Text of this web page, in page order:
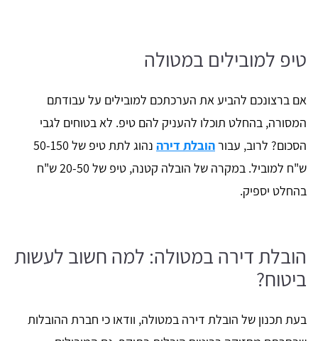
טיפ למובילים במטולה
אם ברצונכם להביע את הערכתכם למובילים על עבודתם
המסורה, בהחלט תוכלו להעניק להם טיפ. לא בטוחים לגבי
הסכום? לרוב, עבורהובלת דירה
נהוג לתת טיפ של 50-150
ש"ח למוביל. במקרה של הובלה קטנה, טיפ של 20-50 ש"ח
בהחלט יספיק.
הובלת דירה במטולה: למה חשוב לעשות
ביטוח?
בעת תכנון של הובלת דירה במטולה, וודאו כי חברת ההובלות